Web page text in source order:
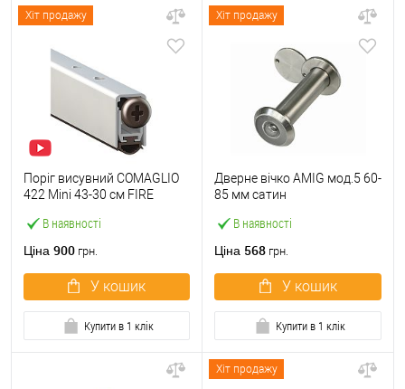
Хіт продажу
В наявності
Поріг висувний COMAGLIO
422 Mini 43-30 cм FIRE
Ціна 900 грн.
У кошик
Купити в 1 клік
Хіт продажу
В наявності
Дверне вічко AMIG мод.5 60-
85 мм сатин
Ціна 568 грн.
У кошик
Купити в 1 клік
Хіт продажу